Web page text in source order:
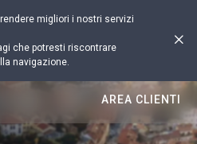
migliori i nostri servizi
che potresti riscontrare
navigazione.
AREA CLIENTI